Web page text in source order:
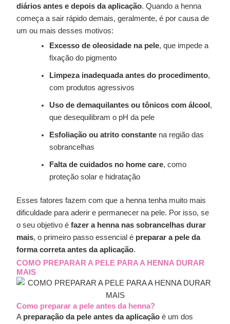
diários antes e depois da aplicação. Quando a henna
começa a sair rápido demais, geralmente, é por causa de
um ou mais desses motivos:
Excesso de oleosidade na pele, que impede a
fixação do pigmento
Limpeza inadequada antes do procedimento,
com produtos agressivos
Uso de demaquilantes ou tônicos com álcool ,
que desequilibram o pH da pele
Esfoliação ou atrito constante na região das
sobrancelhas
Falta de cuidados no home care, como
proteção solar e hidratação
Esses fatores fazem com que a henna tenha muito mais
dificuldade para aderir e permanecer na pele. Por isso, se
o seu objetivo éfazer a henna nas sobrancelhas durar
mais, o primeiro passo essencial é preparar a pele da
forma correta antes da aplicação.
COMO PREPARAR A PELE PARA A HENNA DURAR
MAIS
Como preparar a pele antes da henna?
A preparação da pele antes da aplicação é um dos